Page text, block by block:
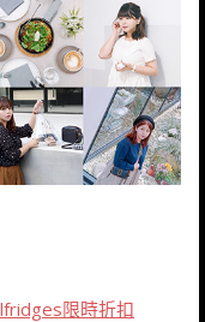
限時折扣